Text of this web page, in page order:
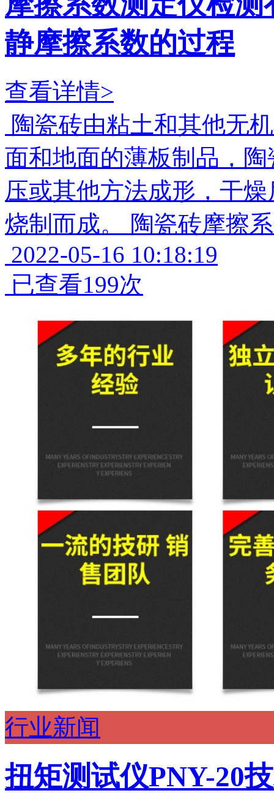
静摩擦系数的过程
查看详情>
陶瓷砖由粘土和其他无
面和地面的薄板制品，
压或其他方法成形，干
烧制而成。 陶瓷砖摩擦
2022-05-16 10:18:19
已查看199次
行业新闻
扭矩测试仪PNY-20